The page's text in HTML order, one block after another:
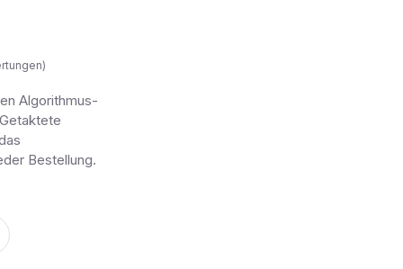
Algorithmus-
Bestellung.